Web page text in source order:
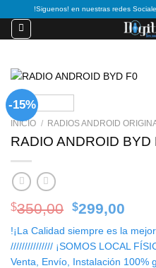
content
!Siguenos! en nuestras redes
-15%
INICIO / RADIOS ANDROID
RADIO ANDROID BYD
$350,00 Original
price
was:
$350,00.
$299,00
is:
!¡La Calidad siempre es la
/////////////// ¡SOMOS LOCAL
Venta, Envío, Instalación 100%